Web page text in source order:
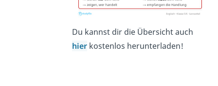
Du kannst dir die Übersicht auch
hier kostenlos herunterladen!